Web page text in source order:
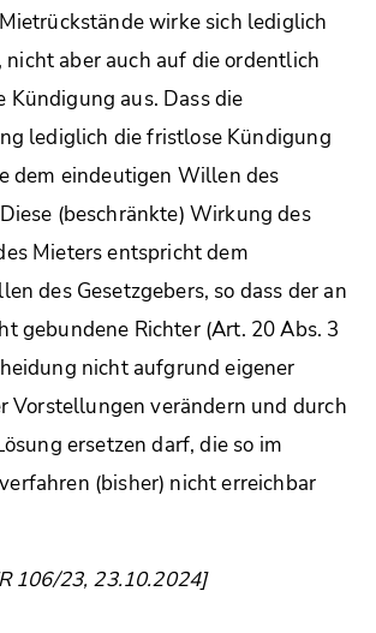
wirke sich lediglich
aber auch auf die ordentlich
Kündigung aus. Dass die
lediglich die fristlose Kündigung
dem eindeutigen Willen des
(beschränkte) Wirkung des
Mieters entspricht dem
des Gesetzgebers, so dass der an
gebundene Richter (Art. 20 Abs. 3
nicht aufgrund eigener
Vorstellungen verändern und durch
ersetzen darf, die so im
(bisher) nicht erreichbar
106/23, 23.10.2024]